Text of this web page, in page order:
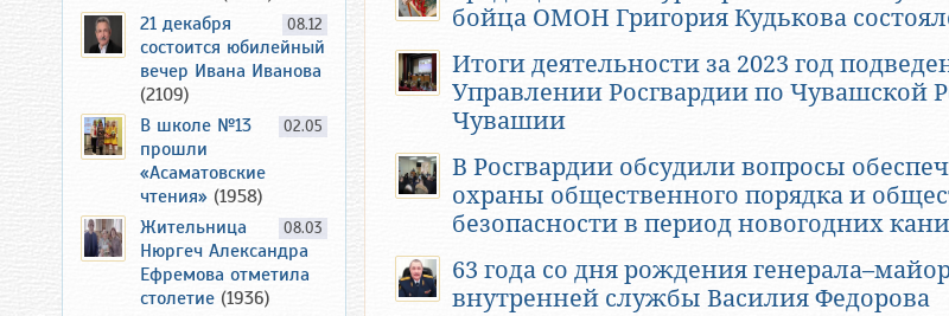
бойца ОМОН Григория Кудькова
Итоги деятельности за 2023 год
Управлении Росгвардии по Чувашской
Чувашии
В Росгвардии обсудили вопросы
охраны общественного порядка и
безопасности в период новогодних
63 года со дня рождения
внутренней службы Василия Федорова
08.12
21 декабря
состоится юбилейный
вечер Ивана Иванова
(2109)
02.05
В школе №13
прошли
«Асаматовские
чтения» (1958)
08.03
Жительница
Нюргеч Александра
Ефремова отметила
столетие (1936)